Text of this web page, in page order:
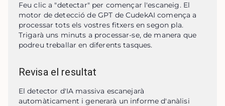
Feu clic a "detectar" per començar l'escaneig. El
motor de detecció de GPT de CudekAI comença a
processar tots els vostres fitxers en segon pla.
Trigarà uns minuts a processar-se, de manera que
podreu treballar en diferents tasques.
Revisa el resultat
El detector d'IA massiva escanejarà
automàticament i generarà un informe d'anàlisi